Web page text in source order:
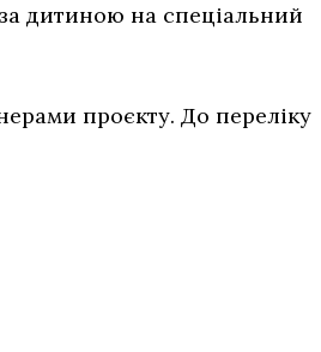
дитиною на спеціальний
проєкту. До переліку